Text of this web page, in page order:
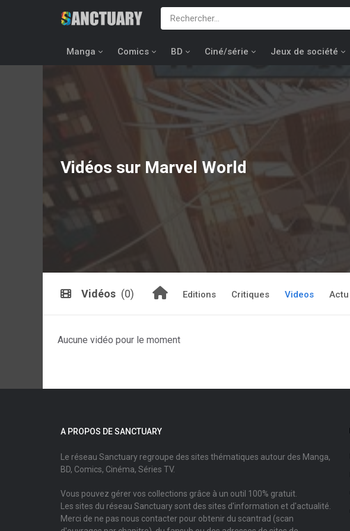
Manga Comics BD Ciné/série Jeux de société
Vidéos sur Marvel World
Vidéos (0) Editions Critiques Videos Actu
Aucune vidéo pour le moment
A PROPOS DE SANCTUARY
Le réseau Sanctuary regroupe des sites thématiques autour des Manga,
BD, Comics, Cinéma, Séries TV.
Vous pouvez gérer vos collections grâce à un outil 100% gratuit.
Les sites du réseau Sanctuary sont des sites d'information et d'actualité.
Merci de ne pas nous contacter pour obtenir du scantrad (scan